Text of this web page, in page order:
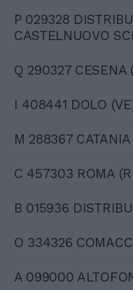
P 029328
CASTELNUOVO
Q 290327 CESENA
I 408441 DOLO
M 288367
C 457303 ROMA
B 015936
O 334326
A 099000